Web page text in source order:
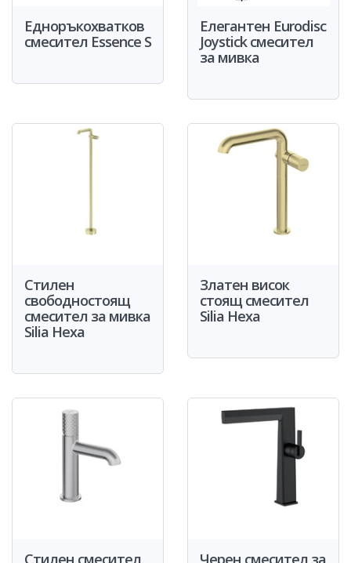
Едноръкохватков
смесител Essence S
Eлегантен Eurodisc
Joystick cмесител
за мивка
Стилен
свободностоящ
смесител за мивка
Silia Hexa
Златен висок
стоящ смесител
Silia Hexa
Стилен смесител Черен смесител за